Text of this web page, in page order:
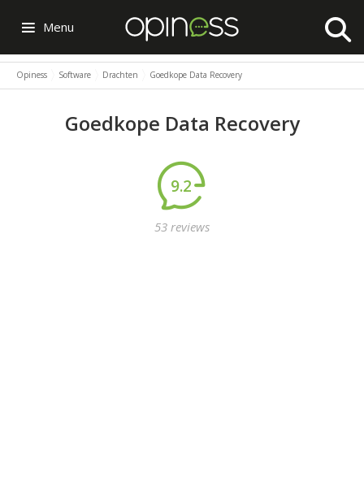
Menu
Opiness Software Drachten Goedkope Data Recovery
Goedkope Data Recovery
9.2
53 reviews